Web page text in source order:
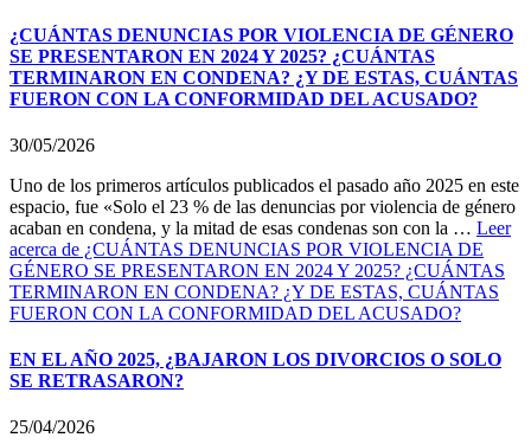
¿CUÁNTAS DENUNCIAS POR VIOLENCIA DE GÉNERO
SE PRESENTARON EN 2024 Y 2025? ¿CUÁNTAS
TERMINARON EN CONDENA? ¿Y DE ESTAS, CUÁNTAS
FUERON CON LA CONFORMIDAD DEL ACUSADO?
30/05/2026
Uno de los primeros artículos publicados el pasado año 2025 en este
espacio, fue «Solo el 23 % de las denuncias por violencia de género
acaban en condena, y la mitad de esas condenas son con la … Leer
acerca de ¿CUÁNTAS DENUNCIAS POR VIOLENCIA DE
GÉNERO SE PRESENTARON EN 2024 Y 2025? ¿CUÁNTAS
TERMINARON EN CONDENA? ¿Y DE ESTAS, CUÁNTAS
FUERON CON LA CONFORMIDAD DEL ACUSADO?
EN EL AÑO 2025, ¿BAJARON LOS DIVORCIOS O SOLO
SE RETRASARON?
25/04/2026